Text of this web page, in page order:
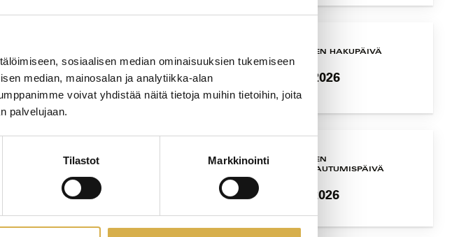
sosiaalisen median ominaisuuksien tukemiseen
median, mainosalan ja analytiikka-alan
voivat yhdistää näitä tietoja muihin tietoihin, joita
palvelujaan.
Tilastot Markkinointi
18.11.2026
VIIMEINEN HAKUPÄIVÄ
13.11.2026
KOULUTUS ALKAA
VIIMEINEN
ILMOITTAUTUMISPÄIVÄ
10.11.2026